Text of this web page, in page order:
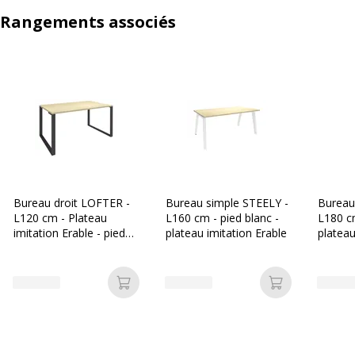
Rangements associés
Bureau droit LOFTER -
L120 cm - Plateau
imitation Erable - pied
Ajouter au panier
Bureau simple STEELY -
L160 cm - pied blanc -
plateau imitation Erable
Ajouter au
L180